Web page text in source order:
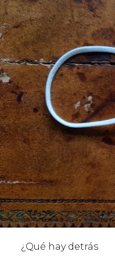
¿Qué hay detrás
de la